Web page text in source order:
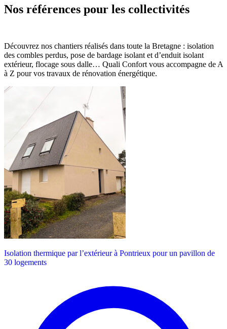
Nos références pour les collectivités
Découvrez nos chantiers réalisés dans toute la Bretagne : isolation
des combles perdus, pose de bardage isolant et d’enduit isolant
extérieur, flocage sous dalle… Quali Confort vous accompagne de A
à Z pour vos travaux de rénovation énergétique.
Isolation thermique par l’extérieur à Pontrieux pour un pavillon de
30 logements